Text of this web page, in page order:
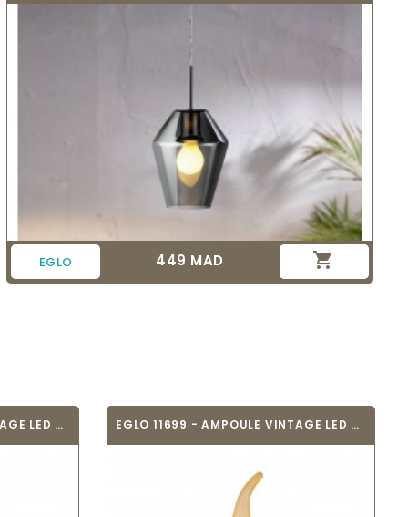
EGLO Prix
449 MAD 
EGLO 11695 - AMPOULE VINTAGE LED - LED_E27 EGLO 11699 - AMPOULE VINTAGE LED - LED_E14